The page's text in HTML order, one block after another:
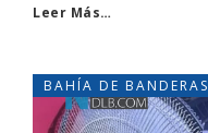
Leer Más…
BAHÍA DE BANDERAS